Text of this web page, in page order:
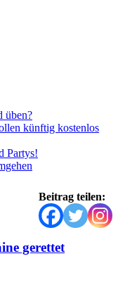
üben?
künftig kostenlos
Partys!
Beitrag teilen:
gerettet